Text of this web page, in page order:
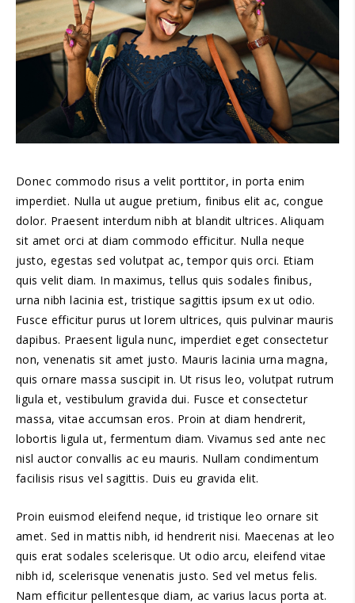
Donec commodo risus a velit porttitor, in porta enim
imperdiet. Nulla ut augue pretium, finibus elit ac, congue
dolor. Praesent interdum nibh at blandit ultrices. Aliquam
sit amet orci at diam commodo efficitur. Nulla neque
justo, egestas sed volutpat ac, tempor quis orci. Etiam
quis velit diam. In maximus, tellus quis sodales finibus,
urna nibh lacinia est, tristique sagittis ipsum ex ut odio.
Fusce efficitur purus ut lorem ultrices, quis pulvinar mauris
dapibus. Praesent ligula nunc, imperdiet eget consectetur
non, venenatis sit amet justo. Mauris lacinia urna magna,
quis ornare massa suscipit in. Ut risus leo, volutpat rutrum
ligula et, vestibulum gravida dui. Fusce et consectetur
massa, vitae accumsan eros. Proin at diam hendrerit,
lobortis ligula ut, fermentum diam. Vivamus sed ante nec
nisl auctor convallis ac eu mauris. Nullam condimentum
facilisis risus vel sagittis. Duis eu gravida elit.
Proin euismod eleifend neque, id tristique leo ornare sit
amet. Sed in mattis nibh, id hendrerit nisi. Maecenas at leo
quis erat sodales scelerisque. Ut odio arcu, eleifend vitae
nibh id, scelerisque venenatis justo. Sed vel metus felis.
Nam efficitur pellentesque diam, ac varius lacus porta at.